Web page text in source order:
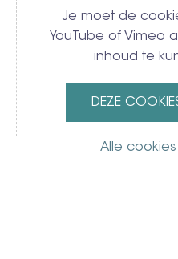
Je moet de
YouTube of Vimeo
inhoud te
DEZE
Alle